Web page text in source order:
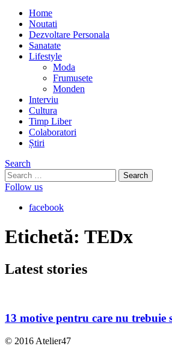
Home
Noutati
Dezvoltare Personala
Sanatate
Lifestyle
Moda
Frumusete
Monden
Interviu
Cultura
Timp Liber
Colaboratori
Știri
Search
Search
for:
Follow us
facebook
Etichetă: TEDx
Latest stories
13 motive pentru care nu
© 2016 Atelier47